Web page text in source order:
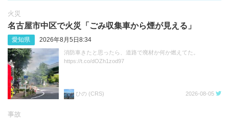
火災
名古屋市中区で火災「ごみ収集車から煙が見える」
愛知県 2026年8月5日8:34
消防車きたと思ったら、道路で廃材か何か燃えてた。
https://t.co/dOZh1zod97
ひの (CRS) 2026-08-05
事故